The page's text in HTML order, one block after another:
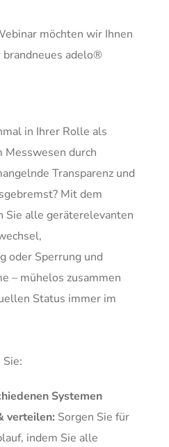
möchten wir Ihnen
adelo®
in Ihrer Rolle als
durch
Transparenz und
Mit dem
Sie alle geräterelevanten
oder Sperrung und
– mühelos zusammen
Status immer im
Systemen
verteilen: Sorgen Sie für
indem Sie alle